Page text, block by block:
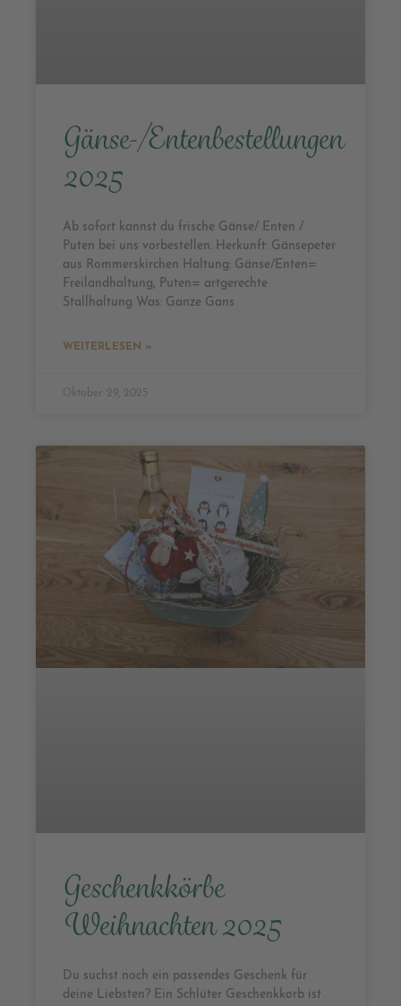
Gänse-/Entenbestellungen
2025
Ab sofort kannst du frische Gänse/ Enten /
Puten bei uns vorbestellen. Herkunft: Gänsepeter
aus Rommerskirchen Haltung: Gänse/Enten=
Freilandhaltung, Puten= artgerechte
Stallhaltung Was: Ganze Gans
WEITERLESEN »
Oktober 29, 2025
Geschenkkörbe
Weihnachten 2025
Du suchst noch ein passendes Geschenk für
deine Liebsten? Ein Schlüter Geschenkkorb ist